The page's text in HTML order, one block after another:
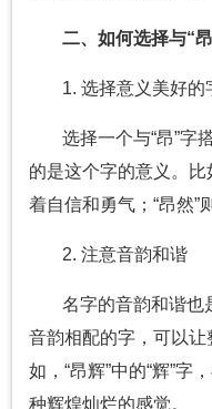
二、如何选择与“
1. 选择意义美好的
选择一个与“昂”字
的是这个字的意义。比
着自信和勇气；“昂然”
2. 注意音韵和谐
名字的音韵和谐也
音韵相配的字，可以
如，“昂辉”中的“辉”字
种辉煌灿烂的感觉。